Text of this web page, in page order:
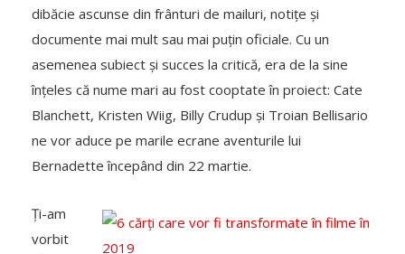
dibăcie ascunse din frânturi de mailuri, notițe și
documente mai mult sau mai puțin oficiale. Cu un
asemenea subiect și succes la critică, era de la sine
înțeles că nume mari au fost cooptate în proiect: Cate
Blanchett, Kristen Wiig, Billy Crudup și Troian Bellisario
ne vor aduce pe marile ecrane aventurile lui
Bernadette începând din 22 martie.
Ți-am
vorbit